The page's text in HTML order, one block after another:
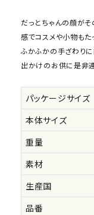
だっとちゃんの顔が
感でコスメや小物もた
ふかふかの手ざわり
出かけのお供に是非
パッケージサイズ
本体サイズ
重量
素材
生産国
品番